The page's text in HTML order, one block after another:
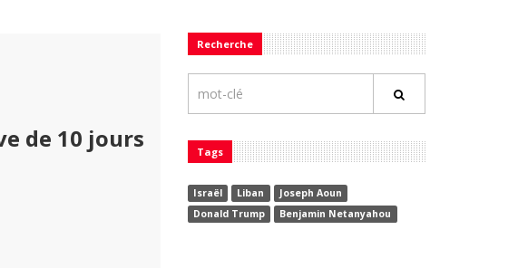
de 10 jours
Recherche
Tags
Israël Liban
Joseph Aoun
Donald Trump
Benjamin Netanyahou